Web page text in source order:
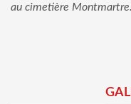
au cimetière Montmartre.